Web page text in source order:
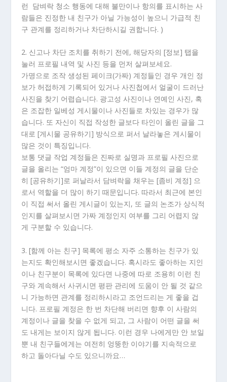
런 담벼락 청소 행동에 대해 불만이나 항의를 표시하는 사
람들은 진정한 내 친구가 아닐 가능성이 높으니 가급적 친
구 관계를 정리하거나 차단하시길 권합니다. )
2. 신고나 차단 조치를 취하기 전에, 해당자의 [정보] 탭을
눌러 프로필 내역 및 사진 등을 먼저 살펴보세요.
가명으로 조작 생성된 페이크(가짜) 계정들인 경우 개인 정
보가 허접하게 기록되어 있거나 사진첩에서 얼굴이 드러난
사진을 찾기 어렵습니다. 광고성 사진이나 연예인 사진, 혹
은 조잡한 일베성 게시물이나 사진들로 차있는 경우가 많
습니다. 또 자신이 직접 작성한 글보다 타인이 올린 글을 그
대로 [게시물 공유하기] 방식으로 퍼서 날라놓은 게시물이
많은 것이 특징입니다.
보통 댓글 작업 계정들은 진짜로 실명과 프로필 사진으로
글을 올리는 “엄마 계정”이 있으면 이들 계정의 글을 단순
히 [공유하기]로 퍼날라서 담벼락을 채우는 [좀비 계정] 으
로서 역할을 더 많이 하기 때문입니다. 따라서 최근에 본인
이 직접 써서 올린 게시글이 있는지, 또 글의 논조가 상식적
인지를 살펴보시면 가짜 계정인지 여부를 그리 어렵지 않
게 구분할 수 있습니다.
3. [함께 아는 친구] 목록에 평소 자주 소통하는 친구가 있
는지도 확인해보시면 좋겠습니다. 혹시라도 좋아하는 지인
이나 친구분이 목록에 있다면 나중에 따로 조용히 이런 친
구와 계속해서 사귀시면 평판 관리에 도움이 안 될 것 같으
니 가능하면 관계를 정리하시라고 조언드리는 게 좋을 겁
니다. 프로필 계정은 한 번 차단해 버리면 향후 이 사람의
계정이나 글을 찾을 수 없게 되고, 그 사람이 어떤 글을 써
도 내게는 보이지 않게 됩니다. 이런 경우 나에게만 안 보일
뿐 내 친구들에게는 여전히 엉뚱한 이야기를 지속적으로
하고 돌아다닐 수도 있으니까요…